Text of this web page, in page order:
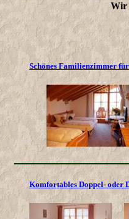
Wir
Schönes Familienzimmer
Komfortables Doppel- oder